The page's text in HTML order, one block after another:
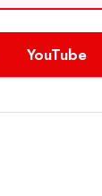
YouTube